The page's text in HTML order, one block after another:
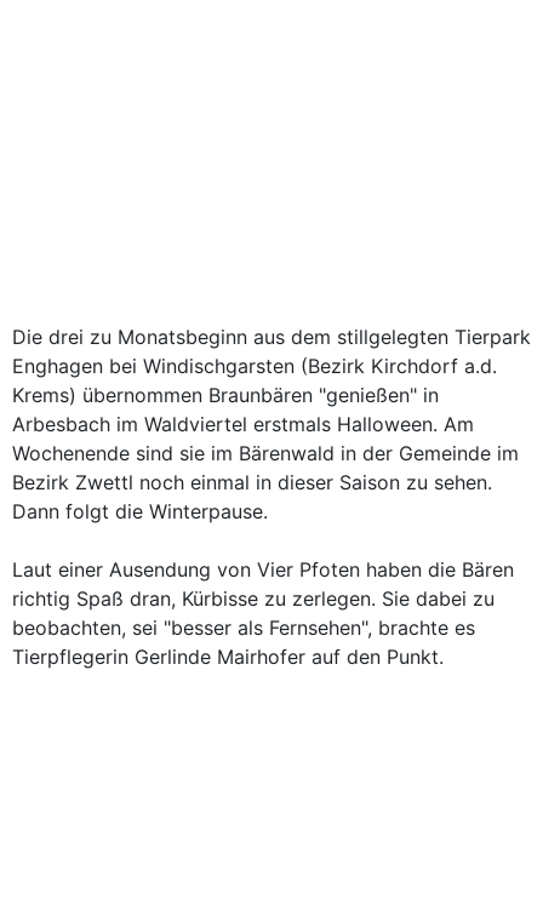
Die drei zu Monatsbeginn aus dem stillgelegten Tierpark
Enghagen bei Windischgarsten (Bezirk Kirchdorf a.d.
Krems) übernommen Braunbären "genießen" in
Arbesbach im Waldviertel erstmals Halloween. Am
Wochenende sind sie im Bärenwald in der Gemeinde im
Bezirk Zwettl noch einmal in dieser Saison zu sehen.
Dann folgt die Winterpause.
Laut einer Ausendung von Vier Pfoten haben die Bären
richtig Spaß dran, Kürbisse zu zerlegen. Sie dabei zu
beobachten, sei "besser als Fernsehen", brachte es
Tierpflegerin Gerlinde Mairhofer auf den Punkt.